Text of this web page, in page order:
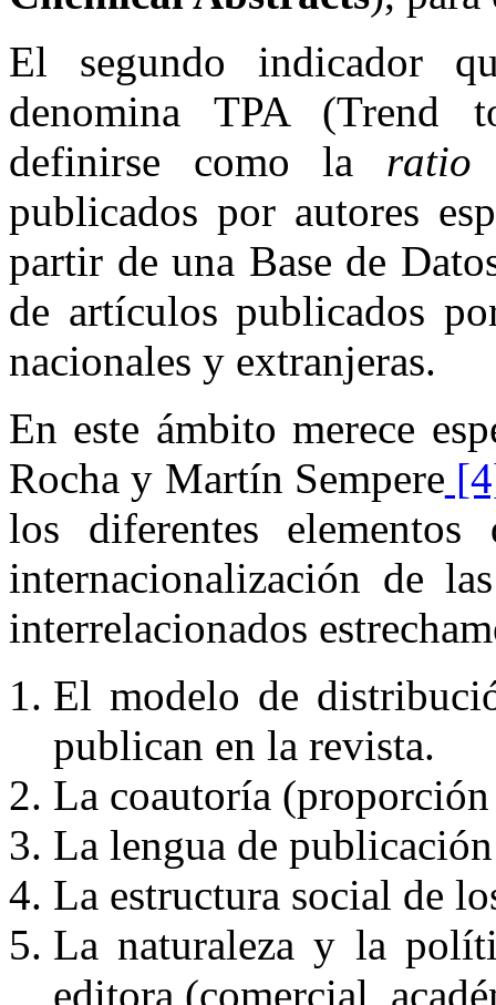
El segundo indicador
denomina TPA (Trend
definirse como la ratio
publicados por autores
partir de una Base de
de artículos publicados
nacionales y extranjeras.
En este ámbito merece
Rocha y Martín Sempere
los diferentes
internacionalización de
interrelacionados
El modelo de
publican en la revista.
La coautoría
La lengua de
La estructura social de
La naturaleza y la
editora (comercial,